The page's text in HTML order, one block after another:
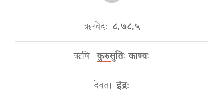
ऋग्वेदः ८.७८.५
ऋषिः कुरुसुतिः काण्वः
देवता इंद्रः